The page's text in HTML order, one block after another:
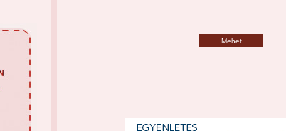
Mehet